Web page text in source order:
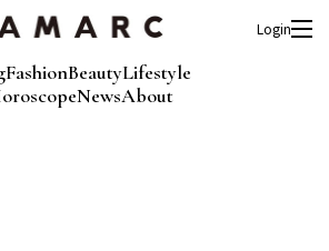
FashionBeautyLifestyle
NewsAbout
Login